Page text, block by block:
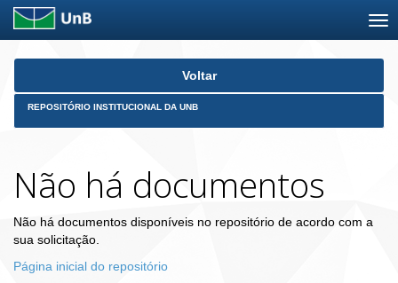
Skip
Voltar
REPOSITÓRIO INSTITUCIONAL DA UNB
Não há documentos
Não há documentos disponíveis no repositório de acordo com a
sua solicitação.
Página inicial do repositório